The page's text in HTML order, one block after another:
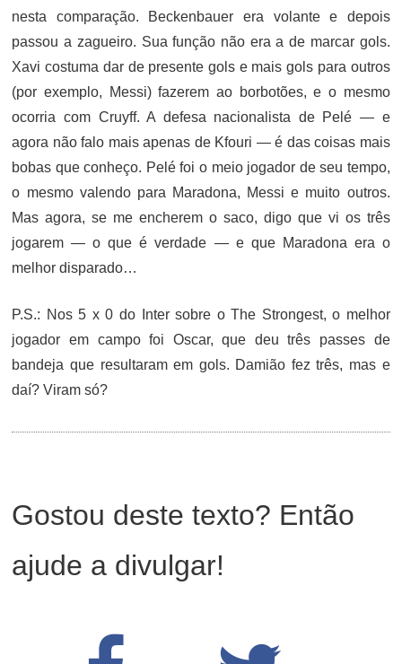
nesta comparação. Beckenbauer era volante e depois
passou a zagueiro. Sua função não era a de marcar gols.
Xavi costuma dar de presente gols e mais gols para outros
(por exemplo, Messi) fazerem ao borbotões, e o mesmo
ocorria com Cruyff. A defesa nacionalista de Pelé — e
agora não falo mais apenas de Kfouri — é das coisas mais
bobas que conheço. Pelé foi o meio jogador de seu tempo,
o mesmo valendo para Maradona, Messi e muito outros.
Mas agora, se me encherem o saco, digo que vi os três
jogarem — o que é verdade — e que Maradona era o
melhor disparado…
P.S.: Nos 5 x 0 do Inter sobre o The Strongest, o melhor
jogador em campo foi Oscar, que deu três passes de
bandeja que resultaram em gols. Damião fez três, mas e
daí? Viram só?
Gostou deste texto? Então
ajude a divulgar!